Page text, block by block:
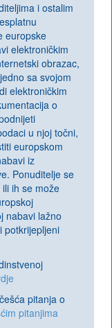
i ostalim
europske
elektroničkim
obrazac,
sa svojom
elektroničkim
o
u njoj točni,
europskom
iz
Ponuditelje se
ih se može
nabavi lažno
potkrijepljeni
pitanja o
pitanjima